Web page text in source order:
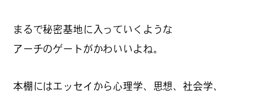
#伊藤沙菜のモーニングル
ーティン
# ボクと麺
まるで秘密基地に入っていくような
アーチのゲートがかわいいよね。
本棚にはエッセイから心理学、思想、社会学、